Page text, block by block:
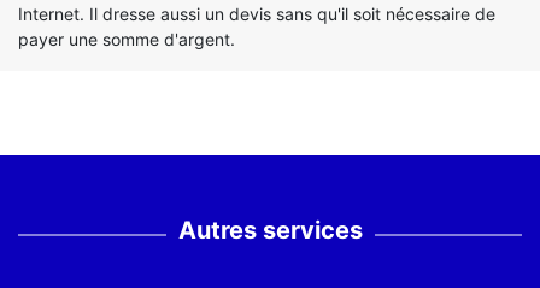
Internet. Il dresse aussi un devis sans qu'il soit nécessaire de
payer une somme d'argent.
Autres services